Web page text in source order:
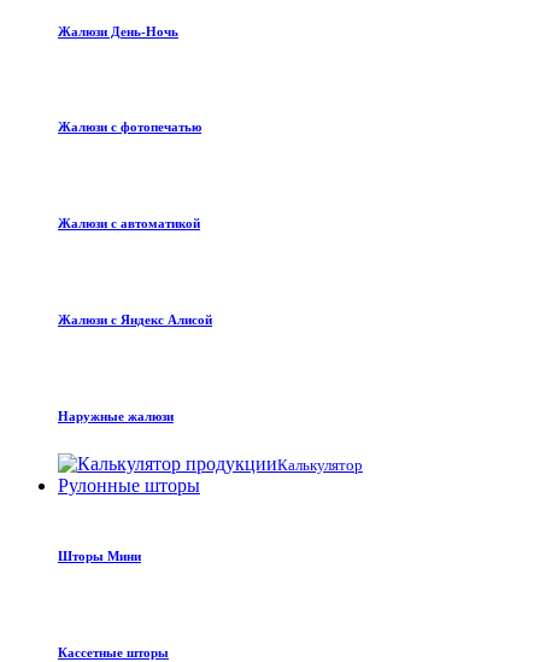
Жалюзи День-Ночь
Жалюзи с фотопечатью
Жалюзи с автоматикой
Жалюзи с Яндекс Алисой
Наружные жалюзи
Калькулятор
Рулонные шторы
Шторы Мини
Кассетные шторы